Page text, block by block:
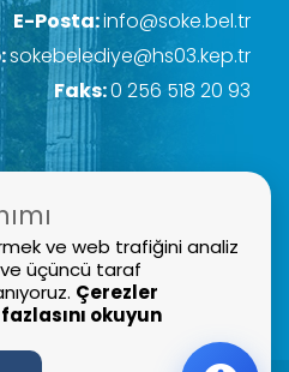
E-Posta:info@soke.bel.tr
sokebelediye@hs03.kep.tr
Faks:0 256 518 20 93
ve web trafiğini analiz
üçüncü taraf
Çerezler
okuyun